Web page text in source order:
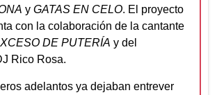
y GATAS EN CELO. El proyecto
con la colaboración de la cantante
DE PUTERÍA y del
Rico Rosa.
adelantos ya dejaban entrever